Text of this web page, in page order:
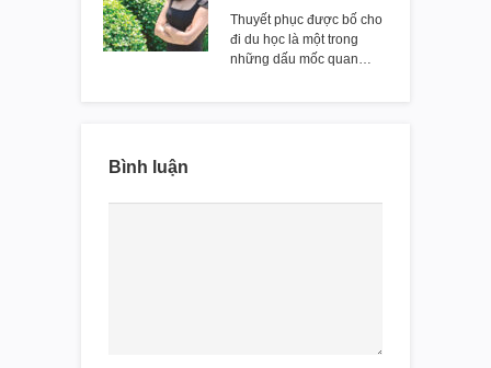
Thuyết phục được bố cho
đi du học là một trong
những dấu mốc quan…
Bình luận